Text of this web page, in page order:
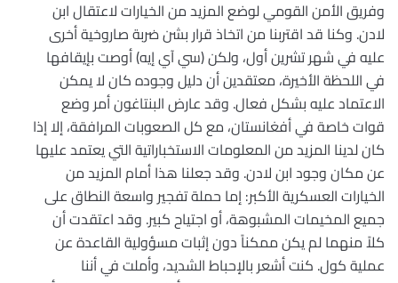
وفريق الأمن القومي لوضع المزيد من الخيارات لاعتقال ابن
لادن. وكنا قد اقتربنا من اتخاذ قرار بشن ضربة صاروخية أخرى
عليه في شهر تشرين أول، ولكن (سي آي إيه) أوصت بإيقافها
في اللحظة الأخيرة، معتقدين أن دليل وجوده كان لا يمكن
الاعتماد عليه بشكل فعال. وقد عارض البنتاغون أمر وضع
قوات خاصة في أفغانستان، مع كل الصعوبات المرافقة، إلا إذا
كان لدينا المزيد من المعلومات الاستخباراتية التي يعتمد عليها
عن مكان وجود ابن لادن. وقد جعلنا هذا أمام المزيد من
الخيارات العسكرية الأكبر: إما حملة تفجير واسعة النطاق على
جميع المخيمات المشبوهة، أو اجتياح كبير. وقد اعتقدت أن
كلاً منهما لم يكن ممكناً دون إثبات مسؤولية القاعدة عن
عملية كول. كنت أشعر بالإحباط الشديد، وأملت في أننا